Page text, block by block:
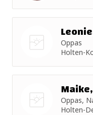
Oppas
Holten-
Oppas,
Holten-